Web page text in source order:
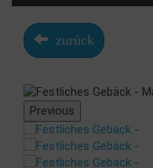
zurück
Previous